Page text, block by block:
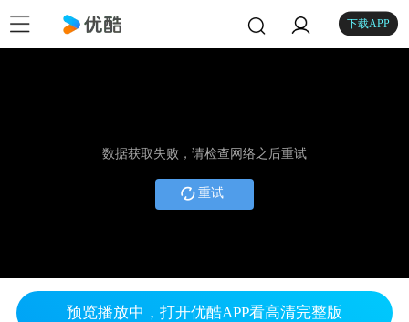
下载APP
数据获取失败，请检查网络之后重试
重试
预览播放中，打开优酷APP看高清完整版